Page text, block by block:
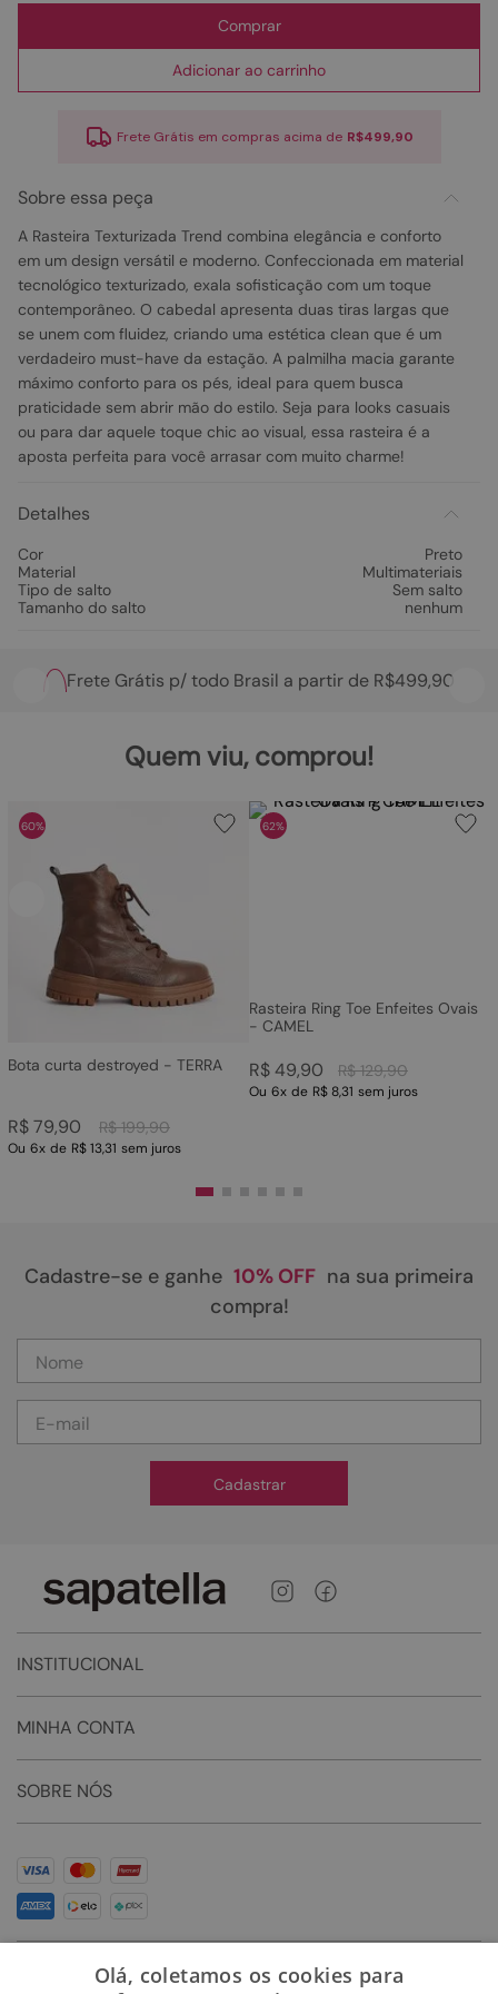
Comprar
Adicionar ao carrinho
Frete Grátis em compras acima de R$499,90
Sobre essa peça
A Rasteira Texturizada Trend combina elegância e conforto
em um design versátil e moderno. Confeccionada em material
tecnológico texturizado, exala sofisticação com um toque
contemporâneo. O cabedal apresenta duas tiras largas que
se unem com fluidez, criando uma estética clean que é um
verdadeiro must-have da estação. A palmilha macia garante
máximo conforto para os pés, ideal para quem busca
praticidade sem abrir mão do estilo. Seja para looks casuais
ou para dar aquele toque chic ao visual, essa rasteira é a
aposta perfeita para você arrasar com muito charme!
Detalhes
Cor
Preto
Material
Multimateriais
Tipo de salto
Sem salto
Tamanho do salto
nenhum
Frete Grátis p/ todo Brasil a partir de R$499,90
Quem viu, comprou!
60%
Bota curta destroyed - TERRA
R$ 199,90
R$79,90
Ou 6x de R$ 13,31 sem juros
62%
Rasteira Ring Toe Enfeites Ovais
- CAMEL
R$ 129,90
R$49,90
Ou 6x de R$ 8,31 sem juros
Cadastre-se e ganhe 10% OFF na sua primeira
compra!
Cadastrar
INSTITUCIONAL
MINHA CONTA
SOBRE NÓS
Olá, coletamos os cookies para